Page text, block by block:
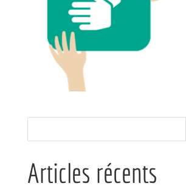
Articles récents